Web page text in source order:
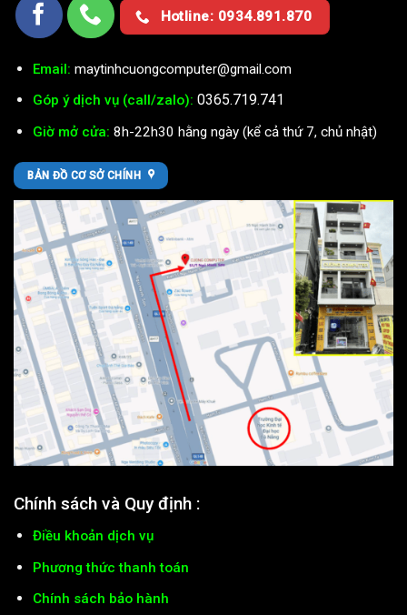
Hotline: 0934.891.870
Email: maytinhcuongcomputer@gmail.com
Góp ý dịch vụ (call/zalo): 0365.719.741
Giờ mở cửa: 8h-22h30 hằng ngày (kể cả thứ 7, chủ nhật)
BẢN ĐỒ CƠ SỞ CHÍNH
Chính sách và Quy định :
Điều khoản dịch vụ
Phương thức thanh toán
Chính sách bảo hành